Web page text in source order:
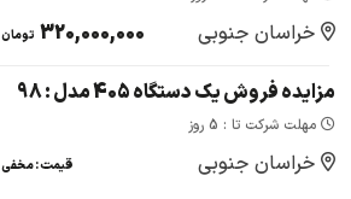
خراسان جنوبی 320,000,000 تومان
مزایده فروش یک دستگاه 405 مدل : 98
مهلت شرکت تا : 5 روز
خراسان جنوبی قیمت : مخفی